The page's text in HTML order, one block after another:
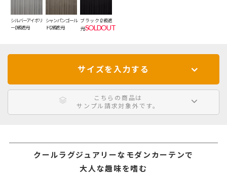
シルバーアイボリ
ー(3級遮光)
シャンパンゴール
ド(2級遮光)
ブラック(2級遮
光)SOLDOUT
サイズを入力する
こちらの商品は
サンプル請求対象外です。
クールラグジュアリーなモダンカーテンで
大人な趣味を嗜む